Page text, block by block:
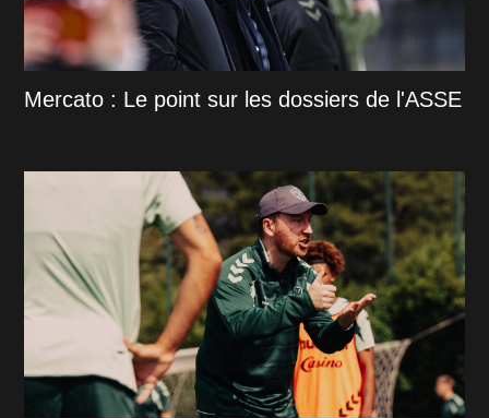
Mercato : Le point sur les dossiers de l'ASSE